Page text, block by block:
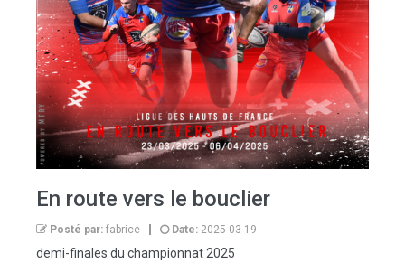
En route vers le bouclier
Posté par: fabrice Date: 2025-03-19
demi-finales du championnat 2025